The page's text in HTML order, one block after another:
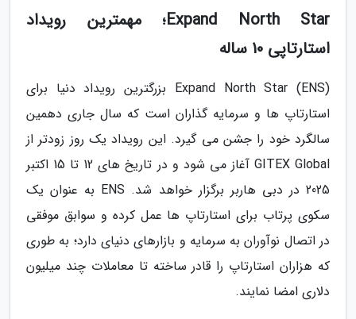
Expand North Star؛ مهمترین رویداد
استارتاپی 10 ساله
Expand North Star (ENS) بزرگترین رویداد دنیا برای
استارتاپ ها و سرمایه گذاران است که سال جاری دهمین
سالگرد خود را جشن می گیرد. این رویداد یک روز زودتر از
GITEX Global آغاز می شود و در تاریخ های 12 تا 15 اکتبر
2025 در دبی هاربر برگزار خواهد شد. ENS به عنوان یک
سکوی پرتاب برای استارتاپ ها عمل کرده و سوابق موفقی
در اتصال نوآوران به سرمایه و بازارهای دنیای دارد؛ به طوری
که هزاران استارتاپ را قادر ساخته تا معاملات چند میلیون
دلاری امضا نمایند.